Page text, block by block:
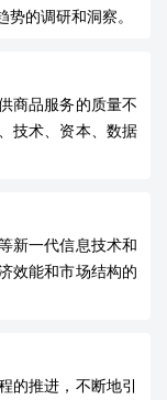
的调研和洞察。
商品服务的质量不
技术、资本、数据
新一代信息技术和
效能和市场结构的
的推进，不断地引